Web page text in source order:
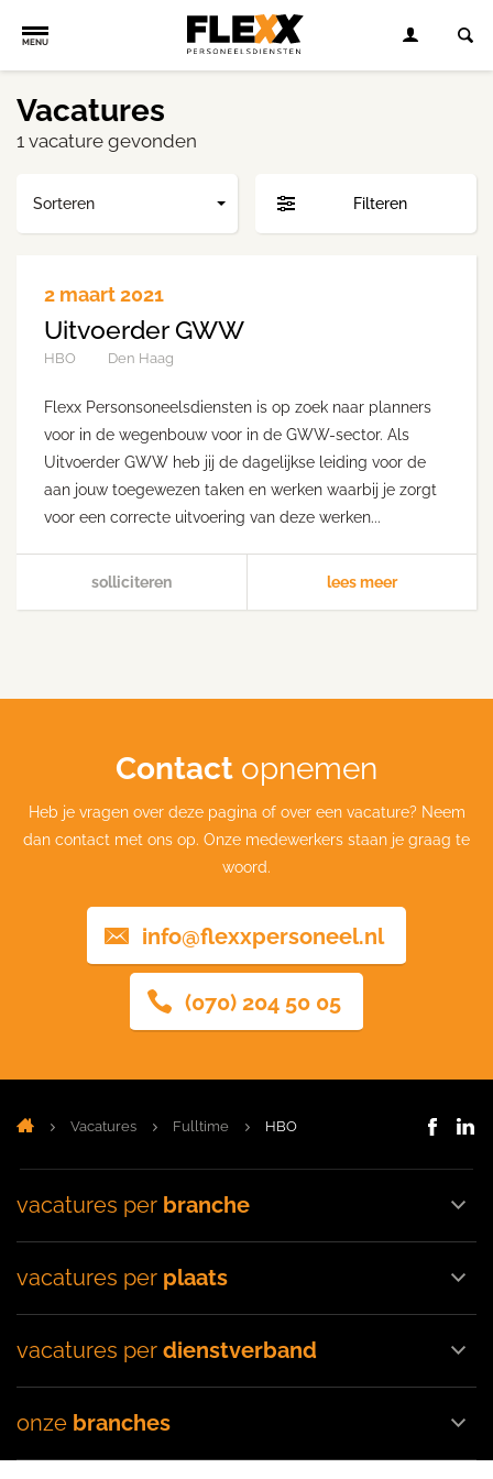
MENU
Vacatures
1 vacature gevonden
Filteren
Sorteren
2 maart 2021
Uitvoerder GWW
HBO Den Haag
Flexx Personsoneelsdiensten is op zoek naar planners
voor in de wegenbouw voor in de GWW-sector. Als
Uitvoerder GWW heb jij de dagelijkse leiding voor de
aan jouw toegewezen taken en werken waarbij je zorgt
voor een correcte uitvoering van deze werken...
solliciteren lees meer
Contact opnemen
Heb je vragen over deze pagina of over een vacature? Neem
dan contact met ons op. Onze medewerkers staan je graag te
woord.
info@flexxpersoneel.nl
(070) 204 50 05
Vacatures Fulltime HBO
vacatures per branche
vacatures per plaats
vacatures per dienstverband
onze branches